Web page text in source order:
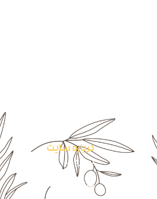
درباره سایت
درباره ما
تماس با ما